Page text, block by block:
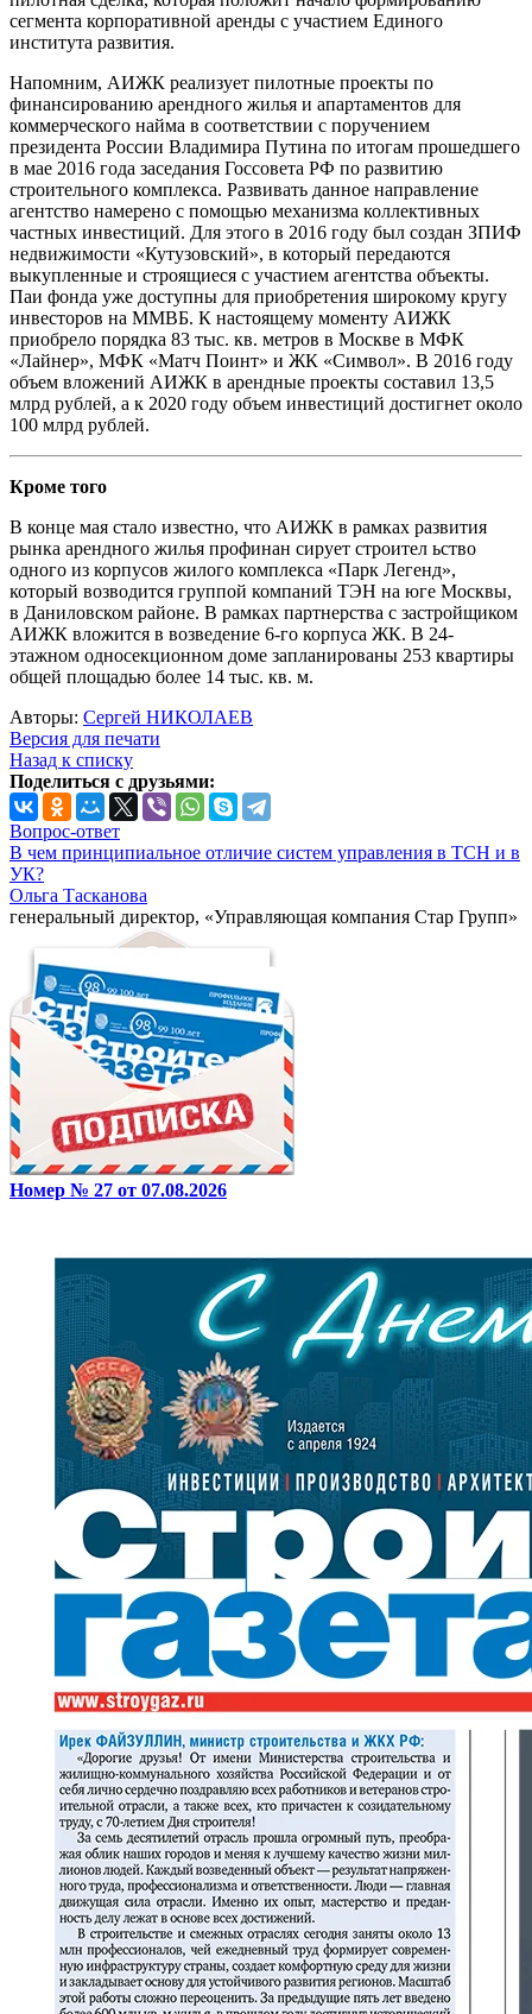
сегмента корпоративной аренды с участием Единого
института развития.
Напомним, АИЖК реализует пилотные проекты по
финансированию арендного жилья и апартаментов для
коммерческого найма в соответствии с поручением
президента России Владимира Путина по итогам прошедшего
в мае 2016 года заседания Госсовета РФ по развитию
строительного комплекса. Развивать данное направление
агентство намерено с помощью механизма коллективных
частных инвестиций. Для этого в 2016 году был создан ЗПИФ
недвижимости «Кутузовский», в который передаются
выкупленные и строящиеся с участием агентства объекты.
Паи фонда уже доступны для приобретения широкому кругу
инвесторов на ММВБ. К настоящему моменту АИЖК
приобрело порядка 83 тыс. кв. метров в Москве в МФК
«Лайнер», МФК «Матч Поинт» и ЖК «Символ». В 2016 году
объем вложений АИЖК в арендные проекты составил 13,5
млрд рублей, а к 2020 году объем инвестиций достигнет около
100 млрд рублей.
Кроме того
В конце мая стало известно, что АИЖК в рамках развития
рынка арендного жилья профинан сирует строител ьство
одного из корпусов жилого комплекса «Парк Легенд»,
который возводится группой компаний ТЭН на юге Москвы,
в Даниловском районе. В рамках партнерства с застройщиком
АИЖК вложится в возведение 6-го корпуса ЖК. В 24-
этажном односекционном доме запланированы 253 квартиры
общей площадью более 14 тыс. кв. м.
Авторы: Сергей НИКОЛАЕВ
Версия для печати
Назад к списку
Поделиться с друзьями:
Вопрос-ответ
В чем принципиальное отличие систем управления в ТСН и в
УК?
Ольга Тасканова
генеральный директор, «Управляющая компания Стар Групп»
Номер № 27 от 07.08.2026